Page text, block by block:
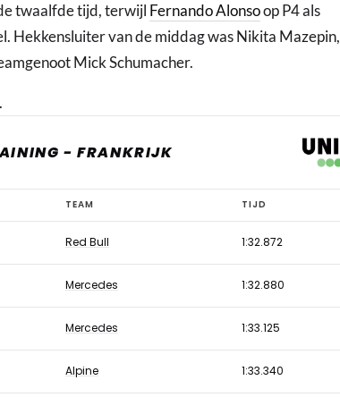
twaalfde tijd, terwijl Fernando Alonsoop P4 als
Hekkensluiter van de middag was Nikita Mazepin,
Mick Schumacher.
- FRANKRIJK
TEAM TIJD
Red Bull 1:32.872
Mercedes 1:32.880
Mercedes 1:33.125
Alpine 1:33.340